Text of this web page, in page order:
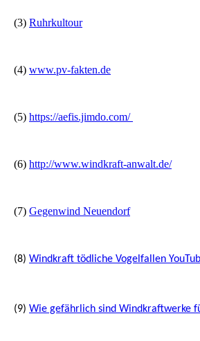
(3) Ruhrkultour
(4) www.pv-fakten.de
(5) https://aefis.jimdo.com/
(6) http://www.windkraft-anwalt.de/
(7) Gegenwind Neuendorf
(8) Windkraft tödliche Vogelfallen
(9) Wie gefährlich sind Windkraftwerke